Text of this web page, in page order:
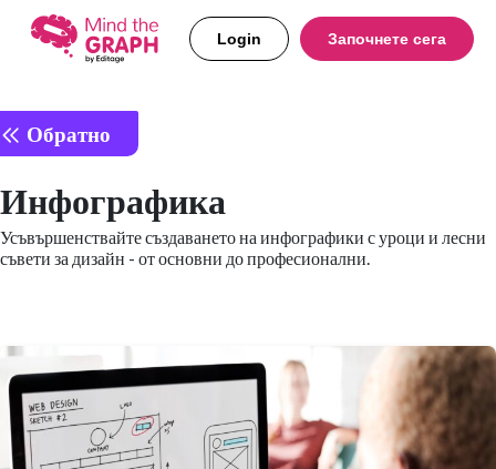
Login Започнете сега
Обратно
Инфографика
Усъвършенствайте създаването на инфографики с уроци и лесни
съвети за дизайн - от основни до професионални.